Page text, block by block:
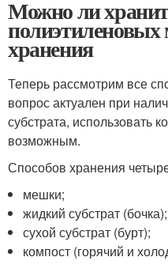
Можно ли
хранения
Теперь рассмотрим все
вопрос актуален при
субстрата, использовать
возможным.
Способов хранения
мешки;
жидкий субстрат (бочка);
сухой субстрат (бурт);
компост (горячий и